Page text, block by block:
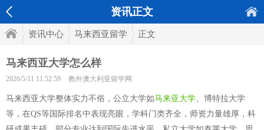
资讯正文
资讯中心 马来西亚留学 正文
马来西亚大学怎么样
2026/5/11 11:52:59 教外澳大利亚留学网
马来西亚大学整体实力不俗，公立大学如马来亚大学、博特拉大学
等，在QS等国际排名中表现亮眼，学科门类齐全，师资力量雄厚，科